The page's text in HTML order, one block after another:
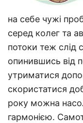
на себе чужі
серед колег та
потоки теж
опинившись від
утриматися
скористатися
року можна
гармонією.